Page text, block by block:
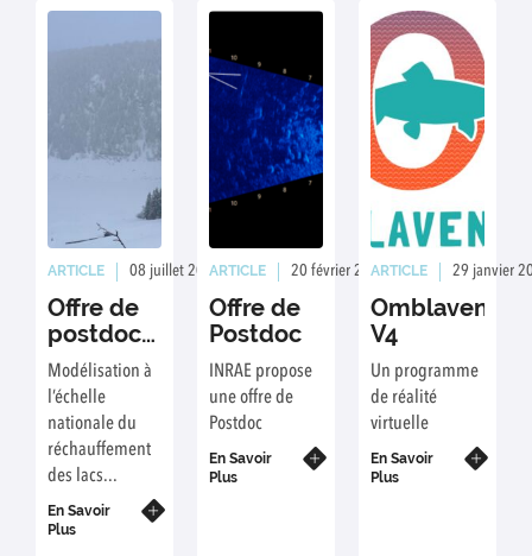
ARTICLE 08 juillet 2026 Rédaction : RB/ED
Offre de
postdoctorat
2026 à
l’INRAE
CARRTEL
Modélisation à
l’échelle
nationale du
réchauffement
des lacs...
En Savoir
Plus
ARTICLE 20 février 2026 Rédaction : ED/JG
Offre de
Postdoc
INRAE propose
une offre de
Postdoc
En Savoir
Plus
ARTICLE 29 janvier
V4
Un programme
de réalité
virtuelle
En Savoir
Plus